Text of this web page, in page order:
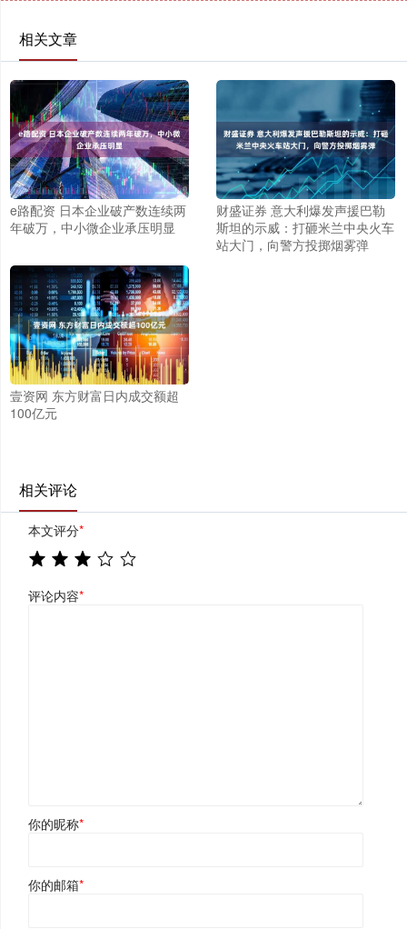
相关文章
e路配资 日本企业破产数连续两
年破万，中小微企业承压明显
财盛证券 意大利爆发声援巴勒
斯坦的示威：打砸米兰中央火车
站大门，向警方投掷烟雾弹
壹资网 东方财富日内成交额超
100亿元
相关评论
本文评分*
评论内容*
你的昵称*
你的邮箱*